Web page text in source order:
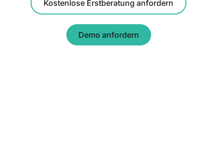
Kostenlose Erstberatung anfordern
Demo anfordern